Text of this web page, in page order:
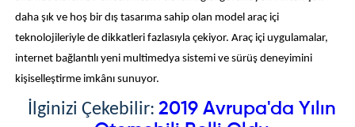
daha şık ve hoş bir dış tasarıma sahip olan model araç içi
teknolojileriyle de dikkatleri fazlasıyla çekiyor. Araç içi uygulamalar,
internet bağlantılı yeni multimedya sistemi ve sürüş deneyimini
kişiselleştirme imkânı sunuyor.
İlginizi Çekebilir: 2019 Avrupa'da Yılın